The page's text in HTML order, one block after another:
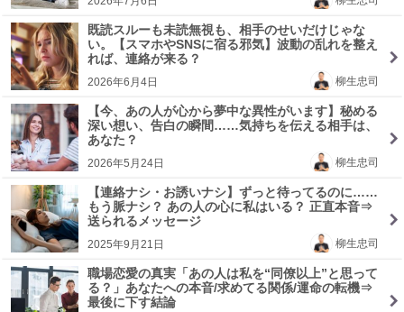
既読スルーも未読無視も、相手のせいだけじゃな
い。【スマホやSNSに宿る邪気】波動の乱れを整え
れば、連絡が来る？
柳生忠司
2026年6月4日
【今、あの人が心から夢中な異性がいます】秘める
深い想い、告白の瞬間……気持ちを伝える相手は、
あなた？
柳生忠司
2026年5月24日
【連絡ナシ・お誘いナシ】ずっと待ってるのに……
もう脈ナシ？ あの人の心に私はいる？ 正直本音⇒
送られるメッセージ
柳生忠司
2025年9月21日
職場恋愛の真実「あの人は私を“同僚以上”と思って
る？」あなたへの本音/求めてる関係/運命の転機⇒
最後に下す結論